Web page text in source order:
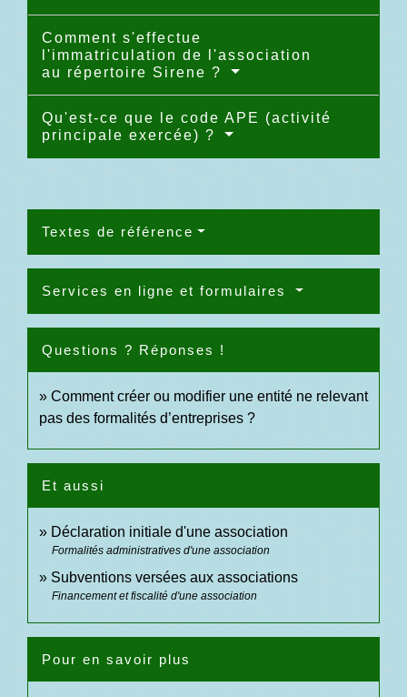
Comment s'effectue
l'immatriculation de l'association
au répertoire Sirene ?
Qu'est-ce que le code APE (activité
principale exercée) ?
Textes de référence
Services en ligne et formulaires
Questions ? Réponses !
Comment créer ou modifier une entité ne relevant
pas des formalités d’entreprises ?
Et aussi
Déclaration initiale d'une association
Formalités administratives d'une association
Subventions versées aux associations
Financement et fiscalité d'une association
Pour en savoir plus